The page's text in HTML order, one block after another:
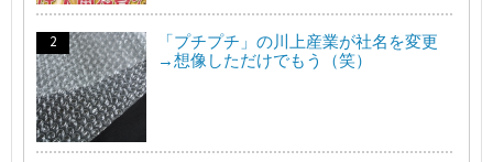
「プチプチ」の川上産業が社名を変更
→想像しただけでもう（笑）